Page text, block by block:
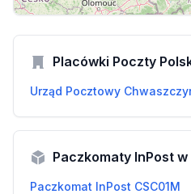
Placówki Poczty
Urząd Pocztowy
Paczkomaty InPost
Paczkomat InPost CSC01M